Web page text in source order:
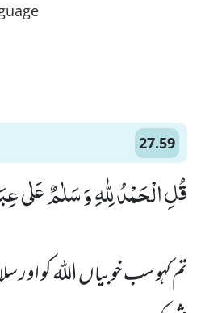
27.59
قُلِ الْحَمْدُ لِلّٰهِ وَ سَلٰمٌ عَلٰى
تم کہو سب خوبیاں اللہ کو